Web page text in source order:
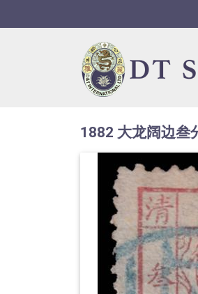
1882 大龙阔边叁